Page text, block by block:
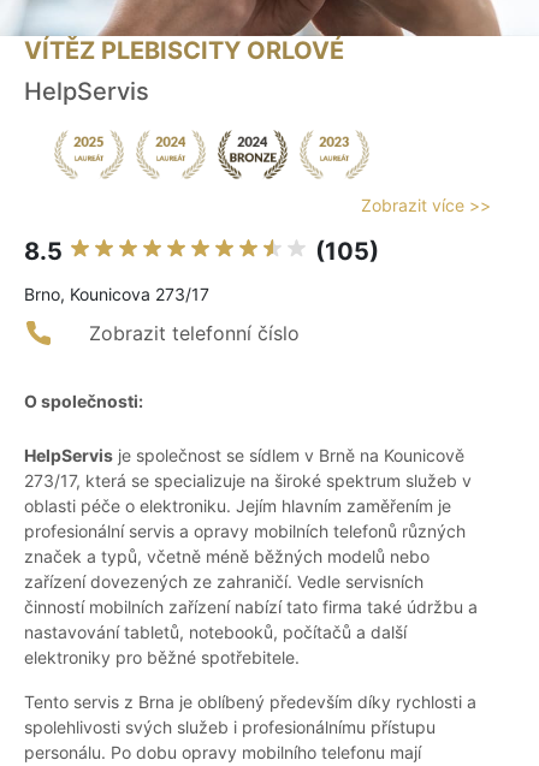
VÍTĚZ PLEBISCITY ORLOVÉ
HelpServis
Zobrazit více >>
8.5 (105)
Brno, Kounicova 273/17
Zobrazit telefonní číslo
O společnosti:
HelpServis je společnost se sídlem v Brně na Kounicově
273/17, která se specializuje na široké spektrum služeb v
oblasti péče o elektroniku. Jejím hlavním zaměřením je
profesionální servis a opravy mobilních telefonů různých
značek a typů, včetně méně běžných modelů nebo
zařízení dovezených ze zahraničí. Vedle servisních
činností mobilních zařízení nabízí tato firma také údržbu a
nastavování tabletů, notebooků, počítačů a další
elektroniky pro běžné spotřebitele.
Tento servis z Brna je oblíbený především díky rychlosti a
spolehlivosti svých služeb i profesionálnímu přístupu
personálu. Po dobu opravy mobilního telefonu mají